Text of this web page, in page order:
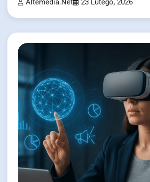
Altemedia.net 23 Lutego, 2026